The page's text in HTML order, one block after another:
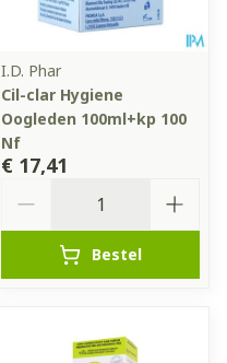
I.D. Phar
Cil-clar Hygiene
Oogleden 100ml+kp 100
Nf
€ 17,41
Bestel